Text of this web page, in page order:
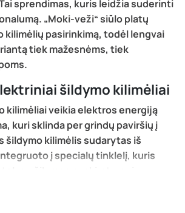
sprendimas, kuris leidžia suderinti
„Moki-veži“ siūlo platų
kilimėlių pasirinkimą, todėl lengvai
tiek mažesnėms, tiek
šildymo kilimėliai
kilimėliai veikia elektros energiją
kuri sklinda per grindų paviršių į
šildymo kilimėlis sudarytas iš
į specialų tinklelį, kuris
šilumos paskirstymą ir
Toks sprendimas leidžia greitai